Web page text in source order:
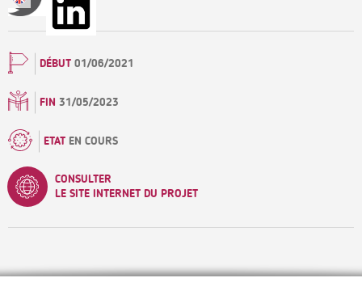
DÉBUT 01/06/2021
FIN 31/05/2023
ETAT EN COURS
CONSULTER
LE SITE INTERNET DU PROJET